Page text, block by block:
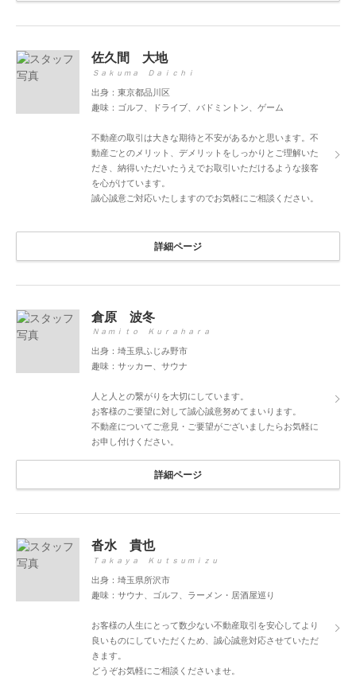
佐久間 大地
Ｓａｋｕｍａ Ｄａｉｃｈｉ
出身：東京都品川区
趣味：ゴルフ、ドライブ、バドミントン、ゲーム
不動産の取引は大きな期待と不安があるかと思います。不
動産ごとのメリット、デメリットをしっかりとご理解いた
だき、納得いただいたうえでお取引いただけるような接客
を心がけています。
誠心誠意ご対応いたしますのでお気軽にご相談ください。
詳細ページ
倉原 波冬
Ｎａｍｉｔｏ Ｋｕｒａｈａｒａ
出身：埼玉県ふじみ野市
趣味：サッカー、サウナ
人と人との繋がりを大切にしています。
お客様のご要望に対して誠心誠意努めてまいります。
不動産についてご意見・ご要望がございましたらお気軽に
お申し付けください。
詳細ページ
沓水 貴也
Ｔａｋａｙａ Ｋｕｔｓｕｍｉｚｕ
出身：埼玉県所沢市
趣味：サウナ、ゴルフ、ラーメン・居酒屋巡り
お客様の人生にとって数少ない不動産取引を安心してより
良いものにしていただくため、誠心誠意対応させていただ
きます。
どうぞお気軽にご相談くださいませ。